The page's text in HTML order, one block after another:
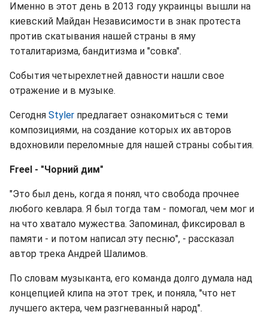
Именно в этот день в 2013 году украинцы вышли на
киевский Майдан Независимости в знак протеста
против скатывания нашей страны в яму
тоталитаризма, бандитизма и "совка".
События четырехлетней давности нашли свое
отражение и в музыке.
Сегодня Styler предлагает ознакомиться с теми
композициями, на создание которых их авторов
вдохновили переломные для нашей страны события.
Freel - "Чорний дим"
"Это был день, когда я понял, что свобода прочнее
любого кевлара. Я был тогда там - помогал, чем мог и
на что хватало мужества. Запоминал, фиксировал в
памяти - и потом написал эту песню", - рассказал
автор трека Андрей Шалимов.
По словам музыканта, его команда долго думала над
концепцией клипа на этот трек, и поняла, "что нет
лучшего актера, чем разгневанный народ".